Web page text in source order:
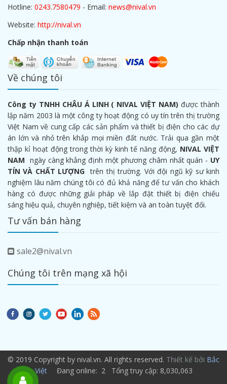
Hotline: 0243.7580479 - Email: news@nival.vn
Website: http://nival.vn
Chấp nhận thanh toán
Về chúng tôi
Công ty TNHH CHÂU Á LINH ( NIVAL VIỆT NAM) được thành
lập năm 2003 là một công ty hoạt động có uy tín trên thị trường
Việt Nam về cung cấp các sản phẩm và thiết bị điện cho các dự
án lớn và nhỏ trên khắp mọi miền đất nước. Trải qua gần một
thập kỉ hoạt động trong thời kỳ kinh tế năng động, NIVAL VIỆT
NAM ngày càng khẳng định một phương châm nhất quán - UY
TÍN VÀ CHẤT LƯỢNG trên thị trường. Với đội ngũ kỹ sư kinh
nghiệm lâu năm chúng tôi có đủ khả năng để tư vấn cho khách
hàng có được những giải pháp về lắp đặt thiết bị điện chiếu
sáng hiệu quả, chuyên nghiệp, tiết kiệm và an toàn tuyệt đối.
Tư vấn bán hàng
sale2@nival.vn
Chúng tôi trên mạng xã hội
© 2019 Copyright by nival.vn. All rights reserved. Thiết kế bởi Bắc
Việt
Đang online: 2 Tổng truy cập: 8,030,063